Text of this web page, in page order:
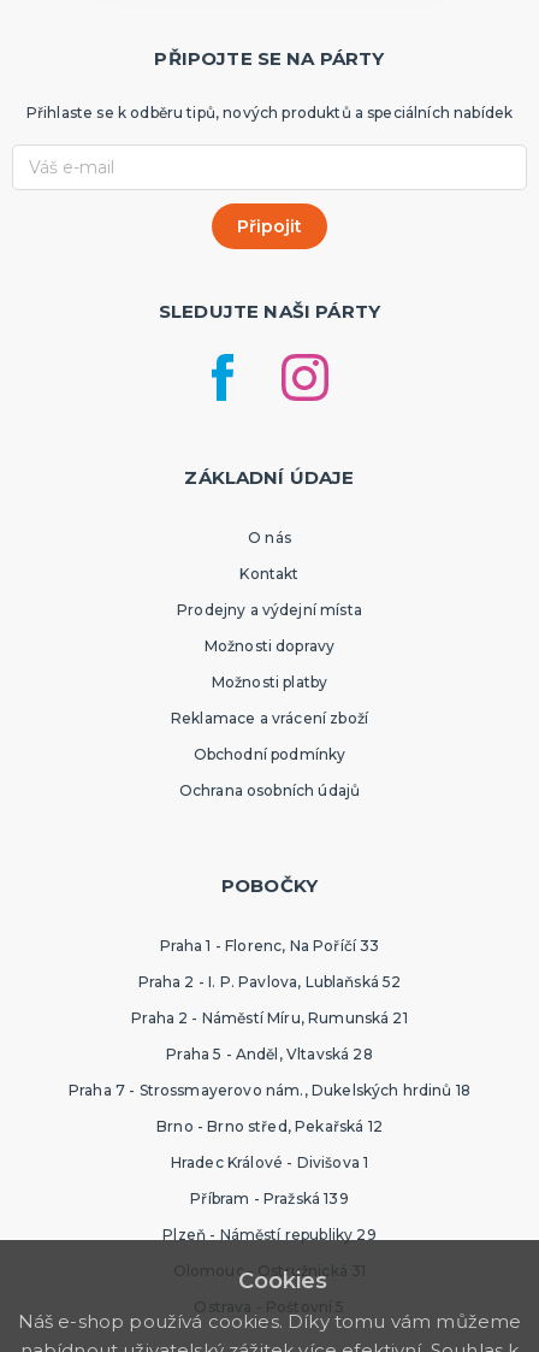
PŘIPOJTE SE NA PÁRTY
Přihlaste se k odběru tipů, nových produktů a speciálních nabídek
SLEDUJTE NAŠI PÁRTY
ZÁKLADNÍ ÚDAJE
O nás
Kontakt
Prodejny a výdejní místa
Možnosti dopravy
Možnosti platby
Reklamace a vrácení zboží
Obchodní podmínky
Ochrana osobních údajů
POBOČKY
Praha 1 - Florenc, Na Poříčí 33
Praha 2 - I. P. Pavlova, Lublaňská 52
Praha 2 - Náměstí Míru, Rumunská 21
Praha 5 - Anděl, Vltavská 28
Praha 7 - Strossmayerovo nám., Dukelských hrdinů 18
Brno - Brno střed, Pekařská 12
Hradec Králové - Divišova 1
Příbram - Pražská 139
Plzeň - Náměstí republiky 29
Olomouc - Ostružnická 31
Ostrava - Poštovní 5
Cookies
Náš e-shop používá cookies. Díky tomu vám můžeme